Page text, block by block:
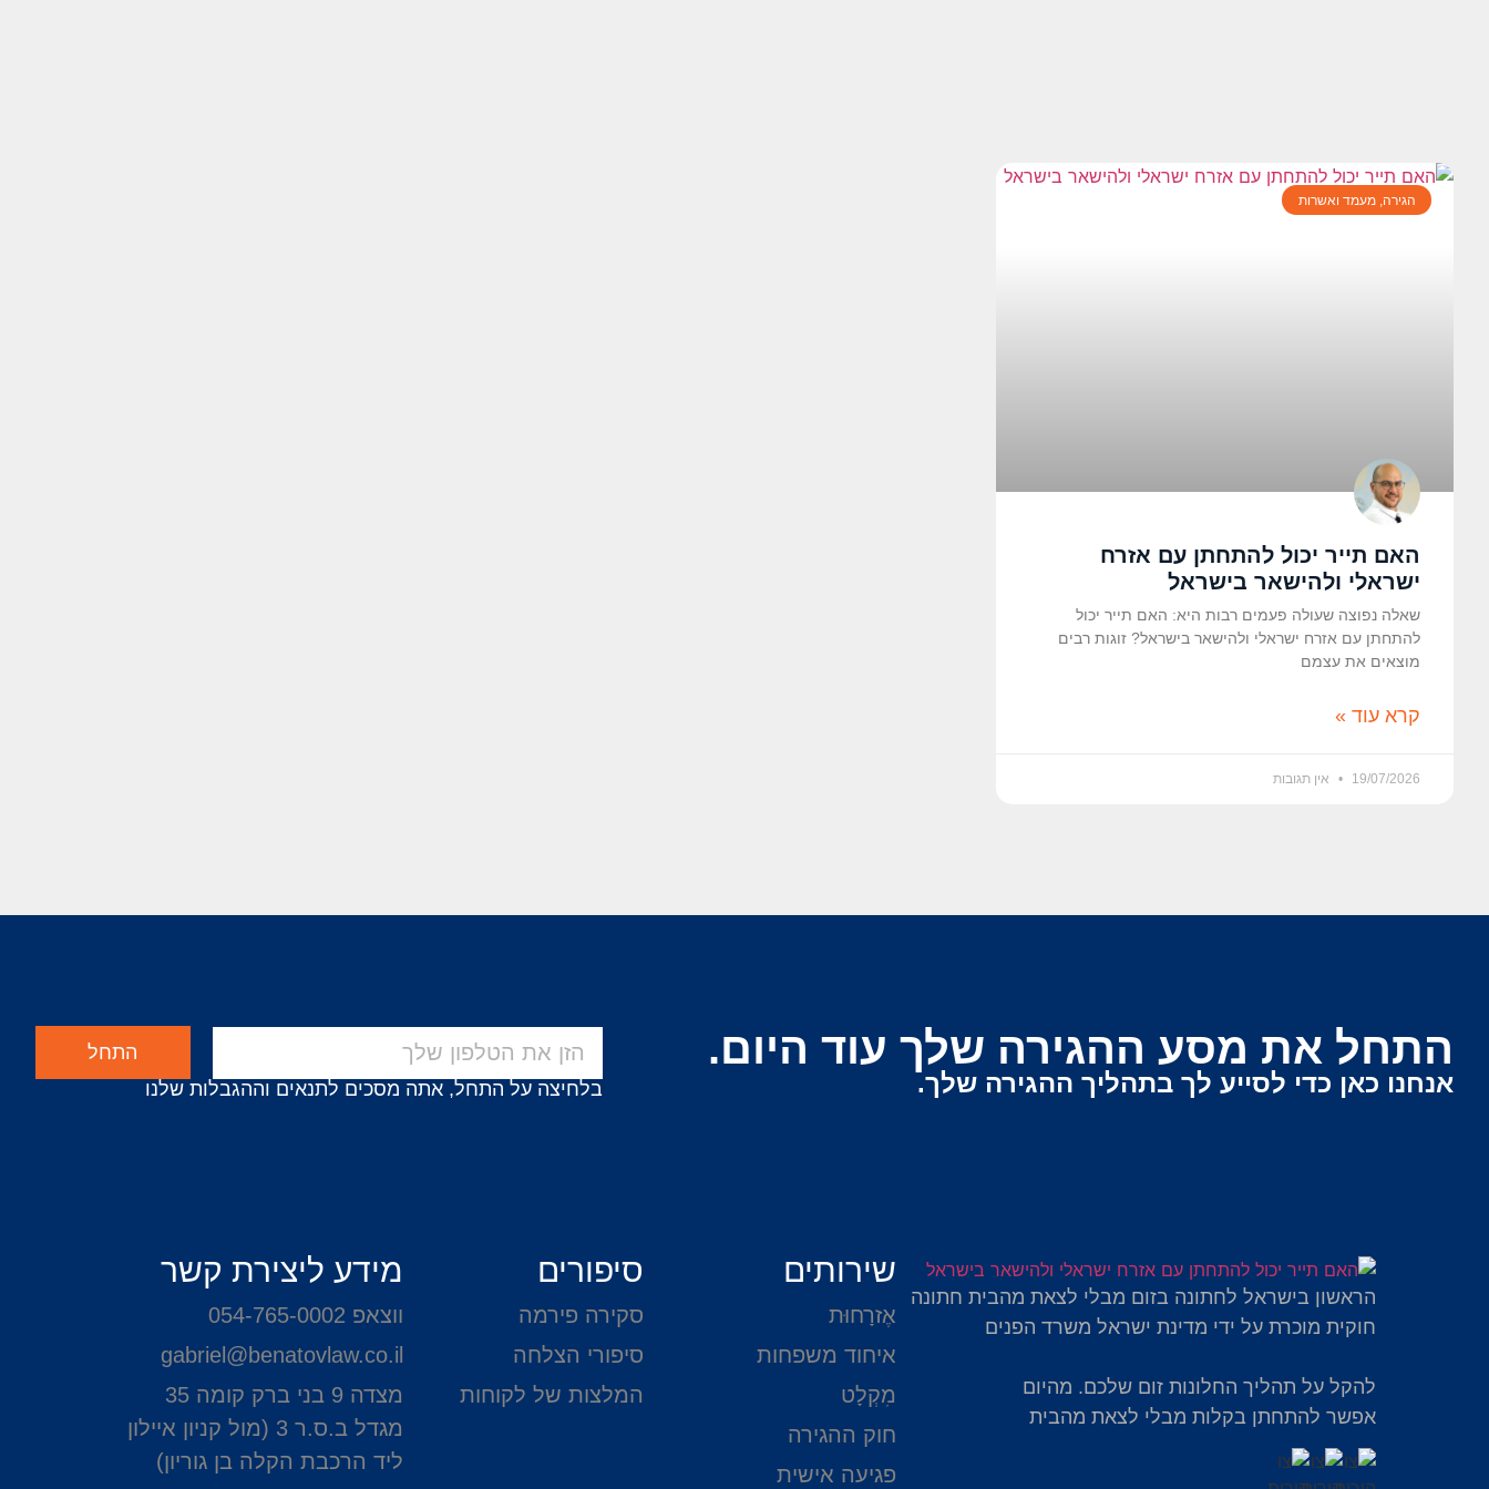
הגירה, מעמד ואשרות
האם תייר יכול להתחתן עם אזרח
ישראלי ולהישאר בישראל
שאלה נפוצה שעולה פעמים רבות היא: האם תייר יכול
להתחתן עם אזרח ישראלי ולהישאר בישראל? זוגות רבים
מוצאים את עצמם
קרא עוד »
19/07/2026 אין תגובות
התחל את מסע ההגירה שלך עוד היום.
אנחנו כאן כדי לסייע לך בתהליך ההגירה שלך.
התחל
בלחיצה על התחל, אתה מסכים לתנאים וההגבלות שלנו
הראשון בישראל לחתונה בזום מבלי לצאת מהבית חתונה
חוקית מוכרת על ידי מדינת ישראל משרד הפנים
להקל על תהליך החלונות זום שלכם. מהיום
אפשר להתחתן בקלות מבלי לצאת מהבית
שירותים
אֶזרָחוּת
איחוד משפחות
מִקְלָט
חוק ההגירה
פגיעה אישית
סיפורים
סקירה פירמה
סיפורי הצלחה
המלצות של לקוחות
מידע ליצירת קשר
ווצאפ 054-765-0002
gabriel@benatovlaw.co.il
מצדה 9 בני ברק קומה 35
מגדל ב.ס.ר 3 (מול קניון איילון
ליד הרכבת הקלה בן גוריון)